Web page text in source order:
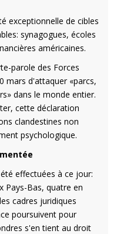
exceptionnelle de cibles
synagogues, écoles
américaines.
parole des Forces
mars d'attaquer «parcs,
dans le monde entier.
cette déclaration
clandestines non
psychologique.
effectuées à ce jour:
Pays-Bas, quatre en
cadres juridiques
poursuivent pour
s'en tient au droit